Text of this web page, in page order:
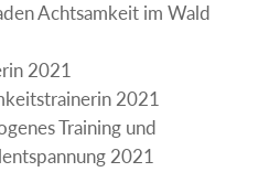
Achtsamkeit im Wald
2021
2021
Training und
2021